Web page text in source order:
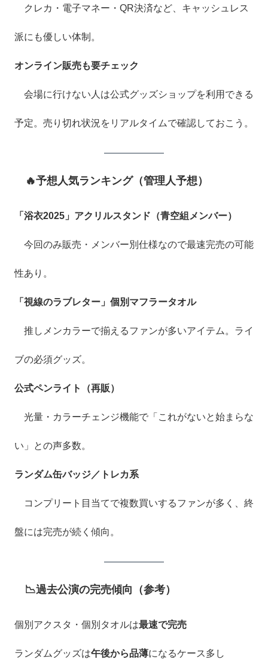
クレカ・電子マネー・QR決済など、キャッシュレス
派にも優しい体制。
オンライン販売も要チェック
会場に行けない人は公式グッズショップを利用できる
予定。売り切れ状況をリアルタイムで確認しておこう。
🔥予想人気ランキング（管理人予想）
「浴衣2025」アクリルスタンド（青空組メンバー）
今回のみ販売・メンバー別仕様なので最速完売の可能
性あり。
「視線のラブレター」個別マフラータオル
推しメンカラーで揃えるファンが多いアイテム。ライ
ブの必須グッズ。
公式ペンライト（再販）
光量・カラーチェンジ機能で「これがないと始まらな
い」との声多数。
ランダム缶バッジ／トレカ系
コンプリート目当てで複数買いするファンが多く、終
盤には完売が続く傾向。
📉過去公演の完売傾向（参考）
個別アクスタ・個別タオルは最速で完売
ランダムグッズは午後から品薄になるケース多し